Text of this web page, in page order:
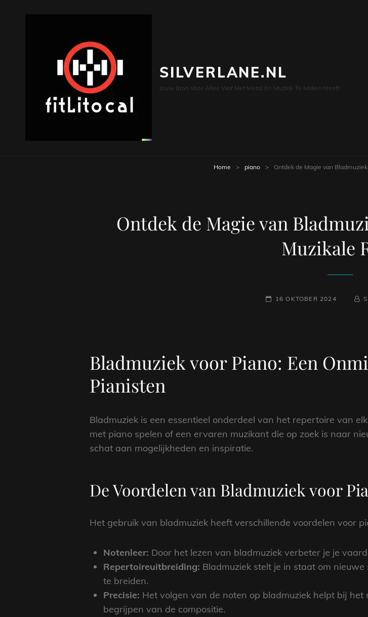
SILVERLANE.NL
Jouw Bron Voor Alles Wat Met Metal En Muziek Te Maken Heeft
Home > piano > Ontdek de Magie van
Ontdek de Magie van
Muzikale
GEPLAATST
16 OKTOBER 2024
Bladmuziek voor Piano: Een
Pianisten
Bladmuziek is een essentieel onderdeel van het repertoire van
met piano spelen of een ervaren muzikant die op zoek is naar
schat aan mogelijkheden en inspiratie.
De Voordelen van Bladmuziek voor
Het gebruik van bladmuziek heeft verschillende voordelen voor
Notenleer: Door het lezen van bladmuziek verbeter je je
Repertoireuitbreiding: Bladmuziek stelt je in staat om
te breiden.
Precisie: Het volgen van de noten op bladmuziek helpt bij
begrijpen van de compositie.